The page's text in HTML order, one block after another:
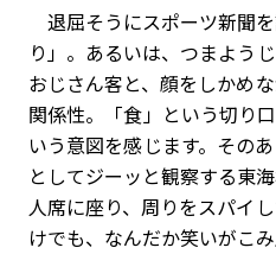
退屈そうにスポーツ新聞
り」。あるいは、つまよう
おじさん客と、顔をしかめ
関係性――。「食」という切り
いう意図を感じます。その
としてジーッと観察する東
人席に座り、周りをスパイ
けでも、なんだか笑いがこみ